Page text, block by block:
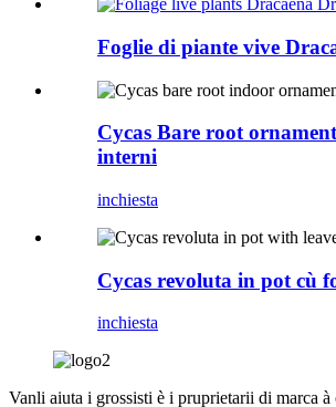
Foglie di piante vive
Cycas Bare root
interni
inchiesta
Cycas revoluta in pot cù
inchiesta
Vanli aiuta i grossisti è i pruprietarii di marca à